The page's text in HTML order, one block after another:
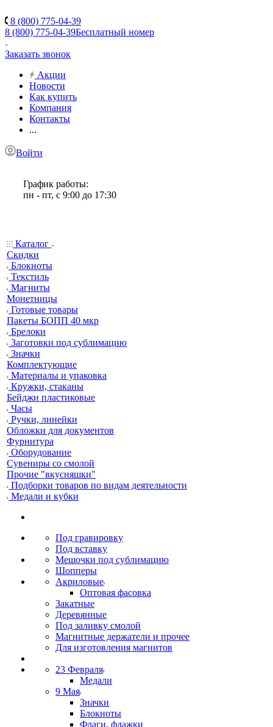
8 (800) 775-04-39
8 (800) 775-04-39Бесплатный номер
Заказать звонок
Акции
Новости
Как купить
Компания
Контакты
...
Войти
График работы:
пн - пт, с 9:00 до 17:30
Каталог
Скидки
Блокноты
Текстиль
Магниты
Монетницы
Готовые товары
Пакеты БОПП 40 мкр
Брелоки
Заготовки под сублимацию
Значки
Комплектующие
Материалы и упаковка
Кружки, стаканы
Бейджи пластиковые
Часы
Ручки, линейки
Обложки для документов
Фурнитура
Оборудование
Сувениры со смолой
Прочие "вкусняшки"
Подборки товаров по видам деятельности
Медали и кубки
Под гравировку
Под вставку
Мешочки под сублимацию
Шопперы
Акриловые
Оптовая фасовка
Закатные
Деревянные
Под заливку смолой
Магнитные держатели и прочее
Для изготовления магнитов
23 Февраля
Медали
9 Мая
Значки
Блокноты
Флаги, флажки